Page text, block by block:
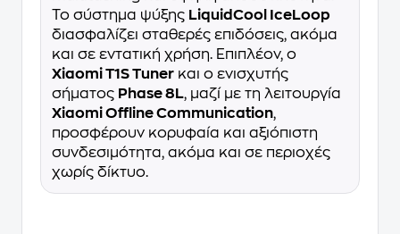
Το σύστημα ψύξης LiquidCool IceLoop
διασφαλίζει σταθερές επιδόσεις, ακόμα
και σε εντατική χρήση. Επιπλέον, ο
Xiaomi T1S Tuner και ο ενισχυτής
σήματος Phase 8L, μαζί με τη λειτουργία
Xiaomi Offline Communication,
προσφέρουν κορυφαία και αξιόπιστη
συνδεσιμότητα, ακόμα και σε περιοχές
χωρίς δίκτυο.